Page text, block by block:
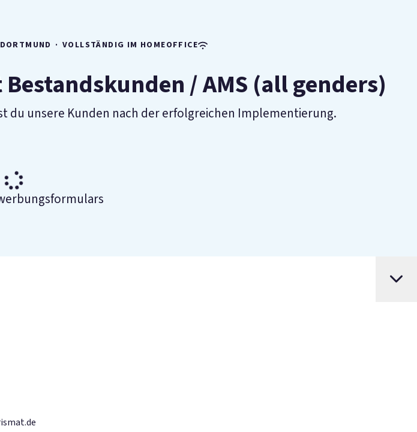
DORTMUND · VOLLSTÄNDIG IM HOMEOFFICE
/ AMS (all genders)
du unsere Kunden nach der erfolgreichen Implementierung.